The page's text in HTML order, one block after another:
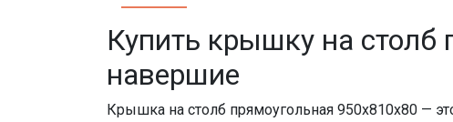
Купить крышку на столб
навершие
Крышка на столб прямоугольная 950х810х80 —